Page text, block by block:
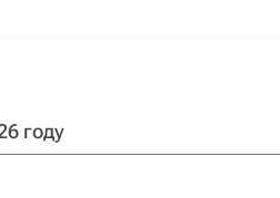
году